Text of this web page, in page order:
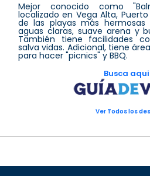
Mejor conocido como
localizado en Vega Alta,
de las playas más
aguas claras, suave arena y
También tiene facilidades
salva vidas. Adicional, tiene
para hacer "picnics" y BBQ.
Busca
Ver Todos los